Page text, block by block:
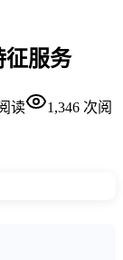
征服务
读 1,346 次阅